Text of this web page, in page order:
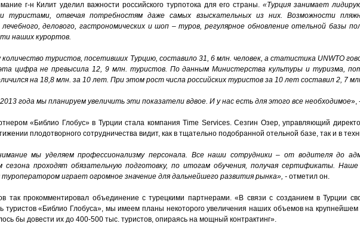
г-н Килит уделил важности российского турпотока для его страны. «Турция занимает
туристами, отвечая потребностям даже самых взыскательных из них. Возможности
лечебного, делового, гастрономических и шоп – туров, регулярное обновление отельной базы
наших курортов.
количество туристов, посетивших Турцию, составило 31, 6 млн. человек, а статистика UNWTO
цифра не превысила 12, 9 млн. туристов. По данным Министерства культуры и туризма,
на 18,8 млн. за 10 лет. При этом рост числа российских туристов за 10 лет составил 2, 7
года мы планируем увеличить эти показатели вдвое. И у нас есть для этого все необходимое»,
«Библио Глобус» в Турции стала компания Time Services. Сезгин Озер, управляющий
плодотворного сотрудничества видит, как в тщательно подобранной отельной базе, так и в
мы уделяем профессионализму персонала. Все наши сотрудники – от водителя до
сезона проходят обязательную подготовку, по итогам обучения, получая сертификаты.
туроператором играет огромное значение для дальнейшего развития рынка», - отметил он.
так прокомментировал объединение с турецкими партнерами. «В связи с созданием в Турции
туристов «Библио Глобуса», мы имеем планы некоторого увеличения наших объемов на крупнейшем
бы довести их до 400-500 тыс. туристов, опираясь на мощный контрактинг».